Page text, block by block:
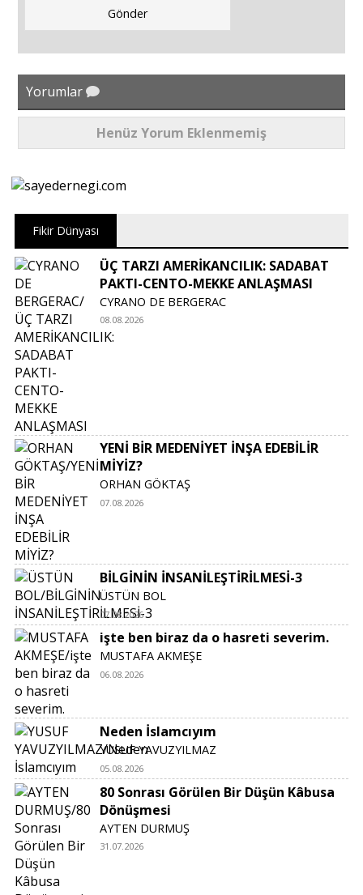
Yorumlar
Henüz Yorum Eklenmemiş
Fikir Dünyası
ÜÇ TARZI AMERİKANCILIK: SADABAT
PAKTI-CENTO-MEKKE ANLAŞMASI
CYRANO DE BERGERAC
08.08.2026
YENİ BİR MEDENİYET İNŞA EDEBİLİR
MİYİZ?
ORHAN GÖKTAŞ
07.08.2026
BİLGİNİN İNSANİLEŞTİRİLMESİ-3
ÜSTÜN BOL
07.08.2026
işte ben biraz da o hasreti severim.
MUSTAFA AKMEŞE
06.08.2026
Neden İslamcıyım
YUSUF YAVUZYILMAZ
05.08.2026
80 Sonrası Görülen Bir Düşün Kâbusa
Dönüşmesi
AYTEN DURMUŞ
31.07.2026